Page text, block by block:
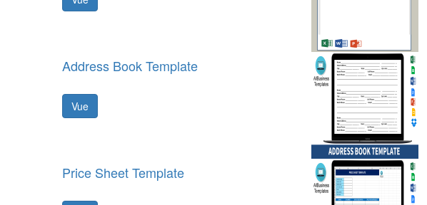
Address Book Template
Vue
Price Sheet Template